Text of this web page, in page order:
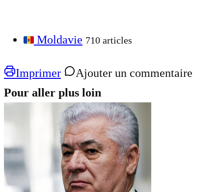
Moldavie 710 articles
Imprimer
Ajouter un commentaire
Pour aller plus loin